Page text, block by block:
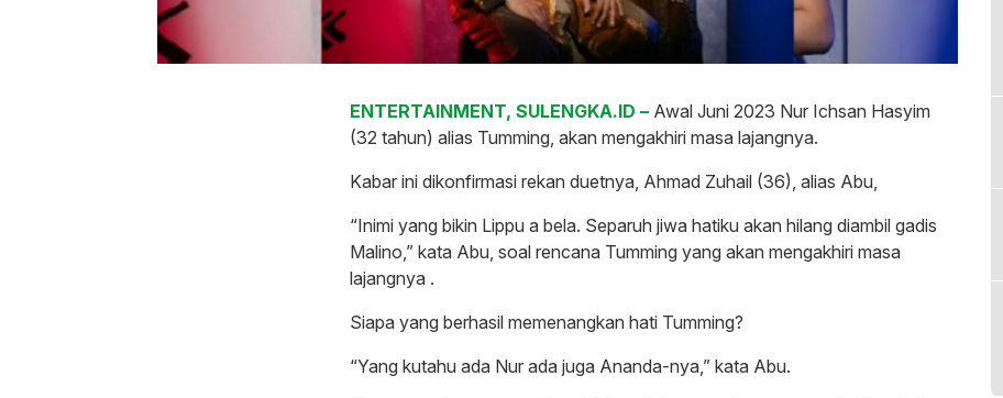
ENTERTAINMENT, SULENGKA.ID – Awal Juni 2023 Nur Ichsan Hasyim
(32 tahun) alias Tumming, akan mengakhiri masa lajangnya.
Kabar ini dikonfirmasi rekan duetnya, Ahmad Zuhail (36), alias Abu,
“Inimi yang bikin Lippu a bela. Separuh jiwa hatiku akan hilang diambil gadis
Malino,” kata Abu, soal rencana Tumming yang akan mengakhiri masa
lajangnya .
Siapa yang berhasil memenangkan hati Tumming?
“Yang kutahu ada Nur ada juga Ananda-nya,” kata Abu.